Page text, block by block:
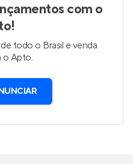
com o
todo o Brasil e venda
o Apto.